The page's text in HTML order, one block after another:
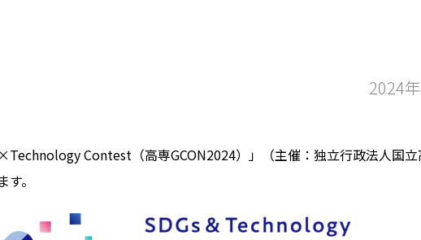
2024
Contest（高専GCON2024）」（主催：独立行政法人国立
。